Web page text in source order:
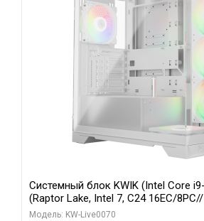
Системный блок KWIK (Intel Core
(Raptor Lake, Intel 7, C24 16EC/
модуля)/ Gigabyte RTX5080 XTREME
Модель: KW-Live0070